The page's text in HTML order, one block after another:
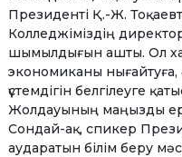
Президенті Қ.-Ж.
Колледжіміздің
шымылдығын ашты. Ол
экономиканы нығайтуға,
үстемдігін белгілеуге
Жолдауының маңызды
Сондай-ақ, спикер
аударатын білім беру